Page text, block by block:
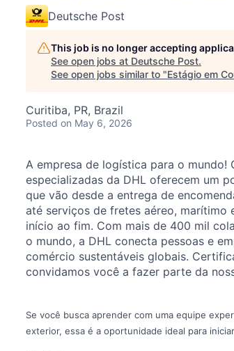
Deutsche Post
This job is no longer accepting
See open jobs at Deutsche Post.
See open jobs similar to "Estágio em
Curitiba, PR, Brazil
Posted on May 6, 2026
A empresa de logística para o mundo!
especializadas da DHL oferecem um
que vão desde a entrega de
até serviços de fretes aéreo, marítimo
início ao fim. Com mais de 400 mil
o mundo, a DHL conecta pessoas e
comércio sustentáveis globais.
convidamos você a fazer parte da
Se você busca aprender com uma equipe
exterior, essa é a oportunidade ideal para